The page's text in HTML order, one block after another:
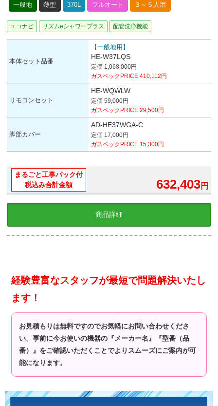
一般地 薄型 370L フルオート ３～５人用
エコナビ リズムeシャワープラス 配管洗浄機能
本体セット品番
【一般地用】
HE-W37LQS
定価 1,068,000円
ガスペックPRICE 410,112円
リモコンセット
HE-WQWLW
定価 59,000円
ガスペックPRICE 29,500円
脚部カバー
AD-HE37WGA-C
定価 17,000円
ガスペックPRICE 15,300円
まるごと工事パック付
税込み合計金額
632,403円
商品詳細
経験豊富なスタッフが最短で問題解決いたし
ます！
お見積もりは無料ですのでお気軽にお問い合わせくださ
い。事前に今お使いの機器の『メーカー名』『型番（品
番）』をご確認いただくことでよりスムーズにご案内が可
能になります。